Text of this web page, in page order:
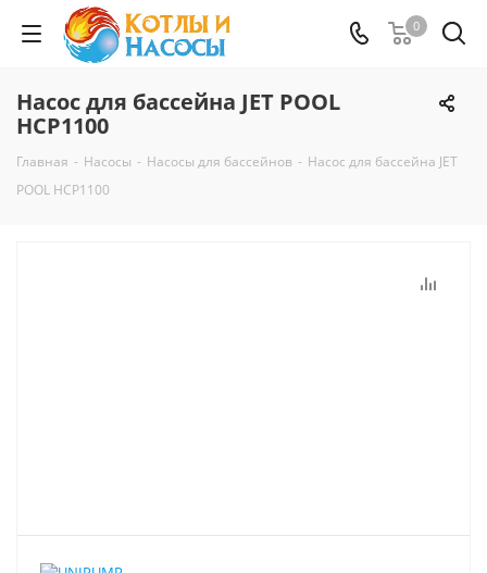
0
Насос для бассейна JET POOL
HCP1100
Главная - Насосы - Насосы для бассейнов - Насос для бассейна JET
POOL HCP1100